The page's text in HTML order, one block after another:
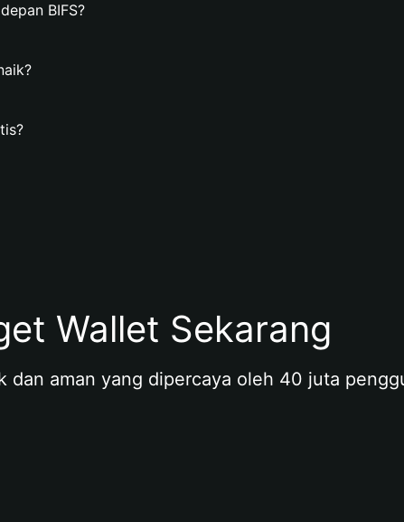
BIFS?
Wallet Sekarang
dan aman yang dipercaya oleh 40 juta